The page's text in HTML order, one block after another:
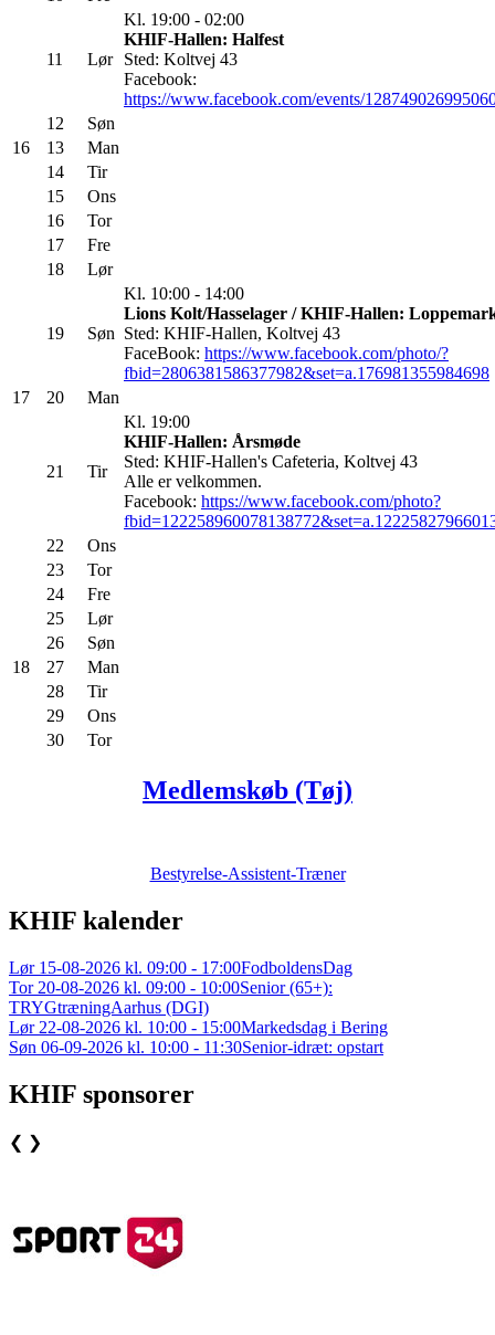
11 Lør
Kl. 19:00 - 02:00
KHIF-Hallen: Halfest
Sted: Koltvej 43
Facebook:
https://www.facebook.com/events/
12
Søn
16
13
Man
14
Tir
15
Ons
16
Tor
17
Fre
18
Lør
19 Søn
Kl. 10:00 - 14:00
Lions Kolt/Hasselager / KHIF-Hallen:
Sted: KHIF-Hallen, Koltvej 43
FaceBook: https://www.facebook.com/photo/?
fbid=2806381586377982&set=a.176981355984698
17
20 Man
21 Tir
Kl. 19:00
KHIF-Hallen: Årsmøde
Sted: KHIF-Hallen's Cafeteria, Koltvej 43
Alle er velkommen.
Facebook: https://www.facebook.com/photo?
22
Ons
23
Tor
24
Fre
25
Lør
26
Søn
18
27
Man
28
Tir
29
Ons
30
Tor
Medlemskøb (Tøj)
Bestyrelse-Assistent-Træner
KHIF kalender
Lør 15-08-2026 kl. 09:00 - 17:00FodboldensDag
Tor 20-08-2026 kl. 09:00 - 10:00Senior (65+):
TRYGtræningAarhus (DGI)
Lør 22-08-2026 kl. 10:00 - 15:00Markedsdag i Bering
Søn 06-09-2026 kl. 10:00 - 11:30Senior-idræt: opstart
KHIF sponsorer
❮ ❯